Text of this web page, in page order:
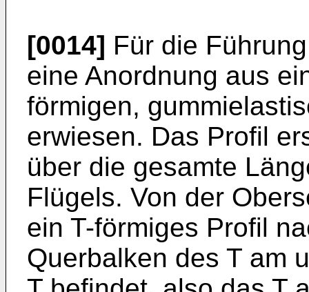
[0014] Für die
eine Anordnung aus
förmigen,
erwiesen. Das Profil
über die gesamte
Flügels. Von der
ein T-förmiges Profil
Querbalken des T am